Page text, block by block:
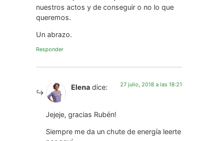
Al 1000% de acuerdo contigo. Ojo no es un
100, es un 1000 a posta.
Lo más importante, es la actitud. Para eso y
para todo en la vida. Marcará la diferencia sí
distintas con diferente actitud, será
totalmente opuesta entre la una y la otra.
En fin, muy guay lo que transmites con tu
quejarnos y a espera que las cosas mejoren